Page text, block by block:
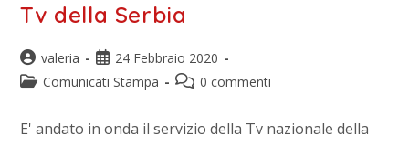
Tv della Serbia
valeria
24 Febbraio 2020
Comunicati Stampa
0 commenti
E' andato in onda il servizio della Tv nazionale della